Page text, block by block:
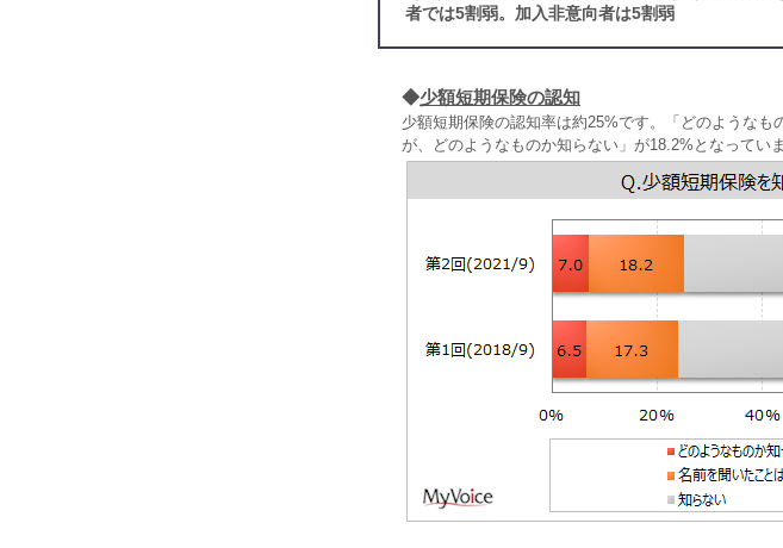
者では5割弱。加入非意向者は5割弱
◆少額短期保険の認知
少額短期保険の認知率は約25%です。「どのような
が、どのようなものか知らない」が18.2%となっていま